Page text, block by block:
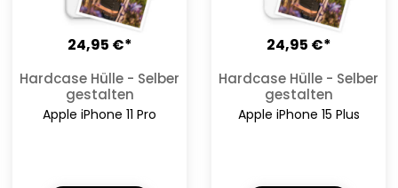
24,95 €*
Hardcase Hülle - Selber
gestalten
Apple iPhone 11 Pro
24,95 €*
Hardcase Hülle - Selber
gestalten
Apple iPhone 15 Plus